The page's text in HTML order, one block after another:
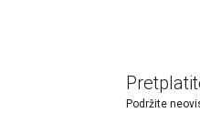
Podržite